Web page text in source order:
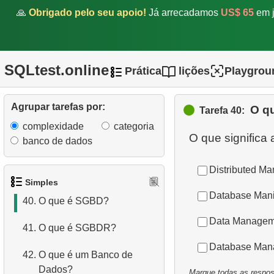
🙏 Obrigado pelo seu apoio! Já arrecadamos US$ 65 em
SQLtest.online Prática lições
Agrupar tarefas por:
complexidade
categoria
banco de dados
Simples
36. Obter dados de aeroportos
37.Encontrar aeronaves de
longo alcance
38.Identificar Nomes
Palíndromos
40. O que é SGBD?
41. O que é SGBDR?
42. O que é um Banco de
Dados?
Tarefa 40: O
O que significa
Distributed
Database
Data
Database